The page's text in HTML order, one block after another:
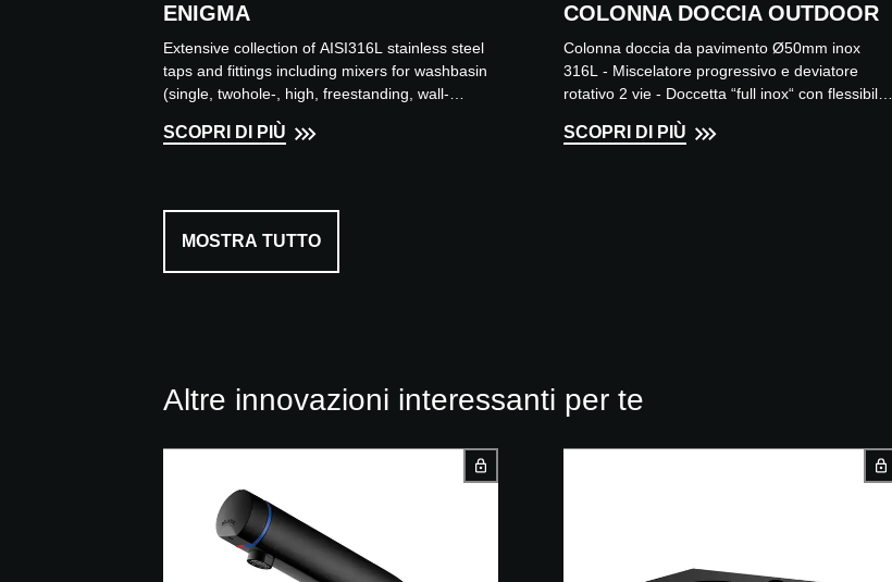
ENIGMA
Extensive collection of AISI316L stainless steel
taps and fittings including mixers for washbasin
(single, twohole-, high, freestanding, wall-
SCOPRI DI PIÙ
COLONNA DOCCIA OUTDOOR
Colonna doccia da pavimento Ø50mm inox
316L - Miscelatore progressivo e deviatore
rotativo 2 vie - Doccetta “full inox“ con flessibile l.
160cm. Finiture d...
SCOPRI DI PIÙ
MOSTRA TUTTO
Altre innovazioni interessanti per te